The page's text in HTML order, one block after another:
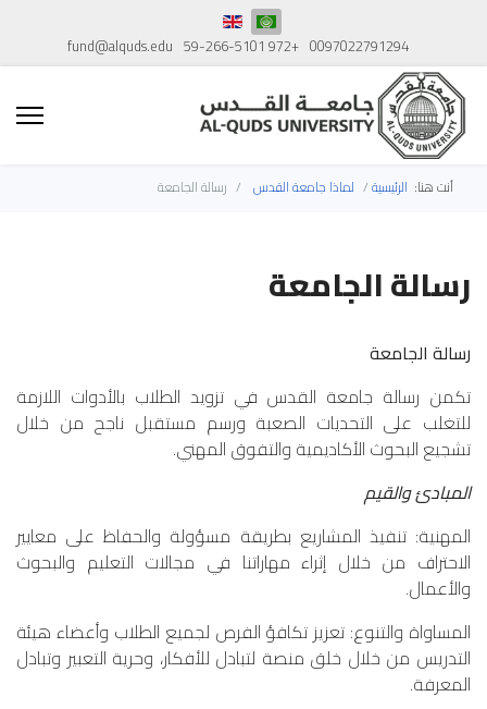
0097022791294
+972 59-266-5101
fund@alquds.edu
أنت هنا: الرئيسية لماذا جامعة القدس رسالة الجامعة
رسالة الجامعة
رسالة الجامعة
تكمن رسالة جامعة القدس في تزويد الطلاب بالأدوات اللازمة
للتغلب على التحديات الصعبة ورسم مستقبل ناجح من خلال
تشجيع البحوث الأكاديمية والتفوق المهني.
المبادئ والقيم
المهنية: تنفيذ المشاريع بطريقة مسؤولة والحفاظ على معايير
الاحتراف من خلال إثراء مهاراتنا في مجالات التعليم والبحوث
والأعمال.
المساواة والتنوع: تعزيز تكافؤ الفرص لجميع الطلاب وأعضاء هيئة
التدريس من خلال خلق منصة لتبادل للأفكار، وحرية التعبير وتبادل
المعرفة.